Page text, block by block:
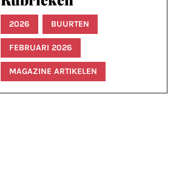
2026 BUURTEN
FEBRUARI 2026
MAGAZINE ARTIKELEN